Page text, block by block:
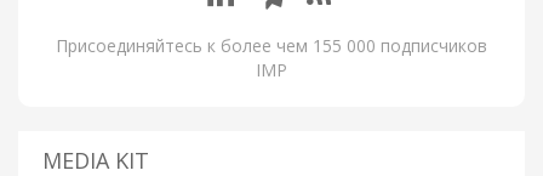
Присоединяйтесь к более чем 155 000 подписчиков
IMP
MEDIA KIT